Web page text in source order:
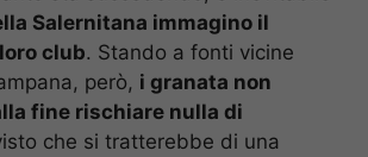
Salernitana immagino il
club. Stando a fonti vicine
però, i granata non
fine rischiare nulla di
che si tratterebbe di una